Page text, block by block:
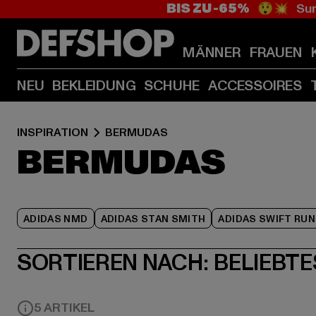
BIS ZU -65% 😲💥
MÄNNER FRAUEN
NEU BEKLEIDUNG SCHUHE ACCESSOIRES
INSPIRATION BERMUDAS
BERMUDAS
ADIDAS NMD ADIDAS STAN SMITH ADIDAS SWIFT RUN
SORTIEREN NACH:
5 ARTIKEL